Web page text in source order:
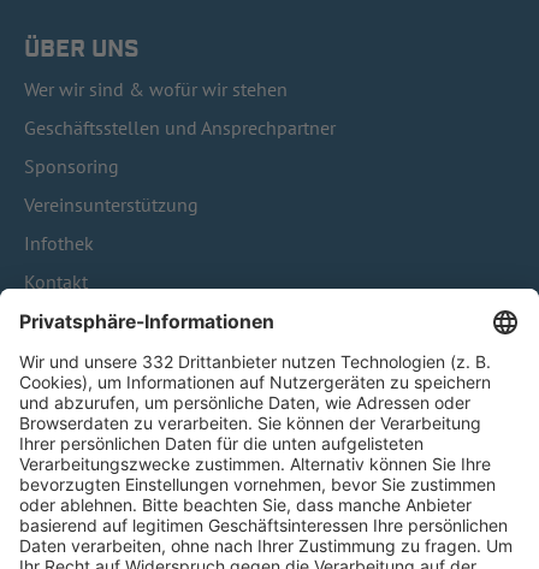
ÜBER UNS
Wer wir sind & wofür wir stehen
Geschäftsstellen und Ansprechpartner
Sponsoring
Vereinsunterstützung
Infothek
Kontakt
HÄUFIG BESUCHTE SEITEN
Pässe und Vereinswechsel
Trainerausbildung
Schulungsangebot Vereinsmitarbeiter
BFV-Geschäftsstellen
Trainerbörse